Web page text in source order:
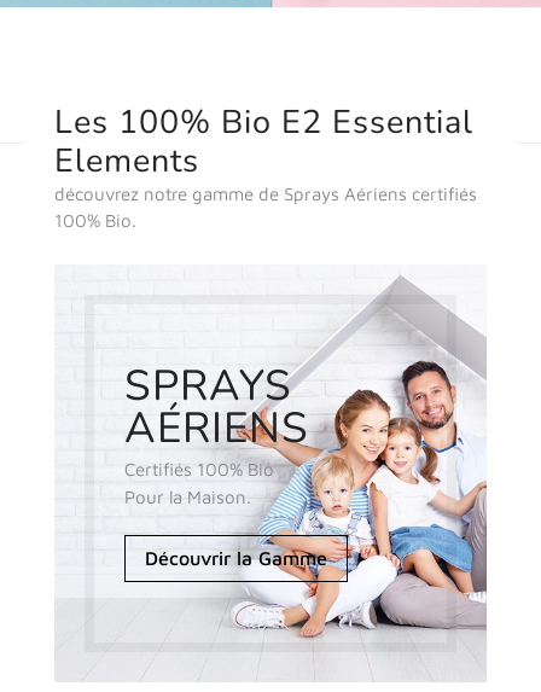
Les 100% Bio E2 Essential
Elements
découvrez notre gamme de Sprays Aériens certifiés
100% Bio.
SPRAYS
AÉRIENS
Certifiés 100% Bio
Pour la Maison.
Découvrir la Gamme